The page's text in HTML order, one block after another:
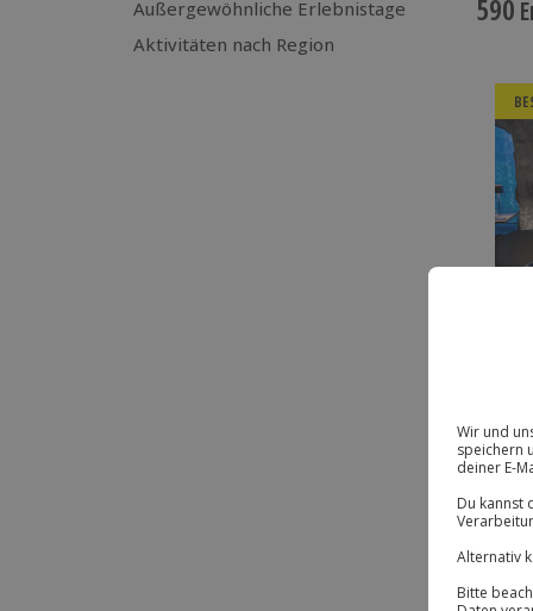
Außergewöhnliche Erlebnistage
Aktivitäten nach Region
590